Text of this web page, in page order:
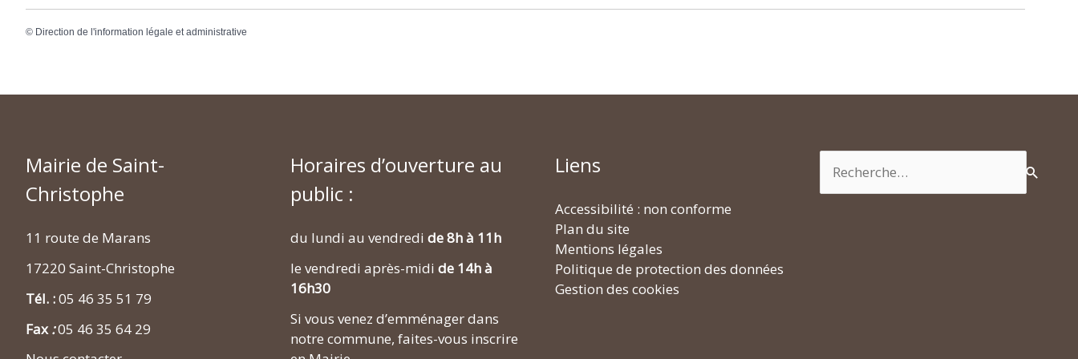
© Direction de l'information légale et administrative
Mairie de Saint-
Christophe
11 route de Marans
17220 Saint-Christophe
Tél. :05 46 35 51 79
Fax:05 46 35 64 29
Horaires d’ouverture au
public :
du lundi au vendredi de 8h à 11h
le vendredi après-midi de 14h à
16h30
Si vous venez d’emménager dans
notre commune, faites-vous inscrire
Liens
Accessibilité : non conforme
Plan du site
Mentions légales
Politique de protection des données
Gestion des cookies